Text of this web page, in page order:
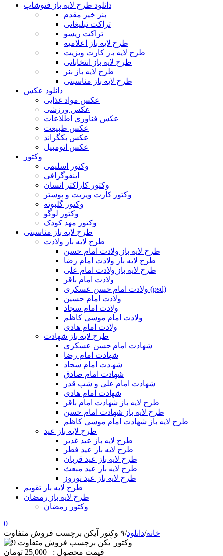
دانلود طرح لایه باز فتوشاپ
بنر خیر مقدم
تراکت تبلیغاتی
تراکت ریسو
طرح لایه باز اعلامیه
طرح لایه باز کارت ویزیت
طرح لایه باز انتخاباتی
طرح لایه باز بنر
طرح لایه باز مناسبتی
دانلود عکس
عکس مواد غذایی
عکس ورزشی
عکس فناوری اطلاعات
عکس طبیعت
عکس بکگراند
عکس اتومبیل
وکتور
وکتور اسلیمی
اینفوگرافی
وکتور کاراکتر انسان
وکتور کارت ویزیت و پوستر
وکتور گلبوته
وکتور لوگو
وکتور مهد کودک
طرح لایه باز مناسبتی
طرح لایه باز ولادت
طرح لایه باز ولادت امام حسن
طرح لایه باز ولادت امام رضا
طرح لایه باز ولادت امام علی
ولادت امام باقر
ولادت امام حسن عسکری (psd)
ولادت امام حسین
ولادت امام سجاد
ولادت امام موسی کاظم
ولادت امام هادی
طرح لایه باز شهادت
شهادت امام حسن عسکری
شهادت امام رضا
شهادت امام سجاد
شهادت امام صادق
شهادت امام علی و شب قدر
شهادت امام هادی
طرح لایه باز شهادت امام باقر
طرح لایه باز شهادت امام حسن
طرح لایه باز شهادت امام موسی کاظم
طرح لایه باز عید
طرح لایه باز عید غدیر
طرح لایه باز عید فطر
طرح لایه باز عید قربان
طرح لایه باز عید مبعث
طرح لایه باز عید نوروز
طرح لایه باز تقویم
طرح لایه باز رمضان
وکتور رمضان
0
خانه/دانلود/۹ وکتور آیکن برچسب فروش متفاوت
قیمت محصول : 25,000 تومان